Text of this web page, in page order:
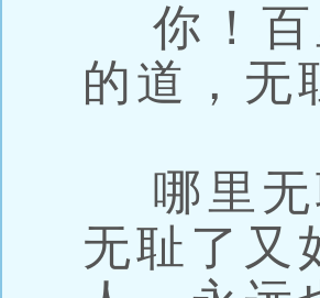
你！百
的道，无
哪里无
无耻了又